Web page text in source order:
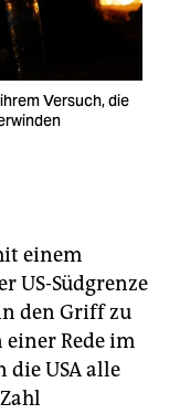
Versuch, die
einem
US-Südgrenze
den Griff zu
einer Rede im
die USA alle